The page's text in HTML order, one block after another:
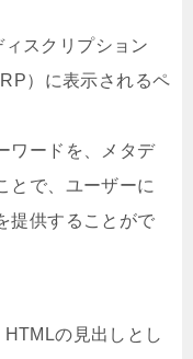
スクリプション
）に表示されるペ
ワードを、メタデ
とで、ユーザーに
提供することがで
の見出しとし